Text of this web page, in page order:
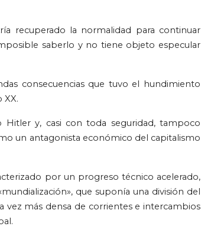
recuperado la normalidad para continuar
saberlo y no tiene objeto especular
consecuencias que tuvo el hundimiento
y, casi con toda seguridad, tampoco
un antagonista económico del capitalismo
por un progreso técnico acelerado,
que suponía una división del
vez más densa de corrientes e intercambios